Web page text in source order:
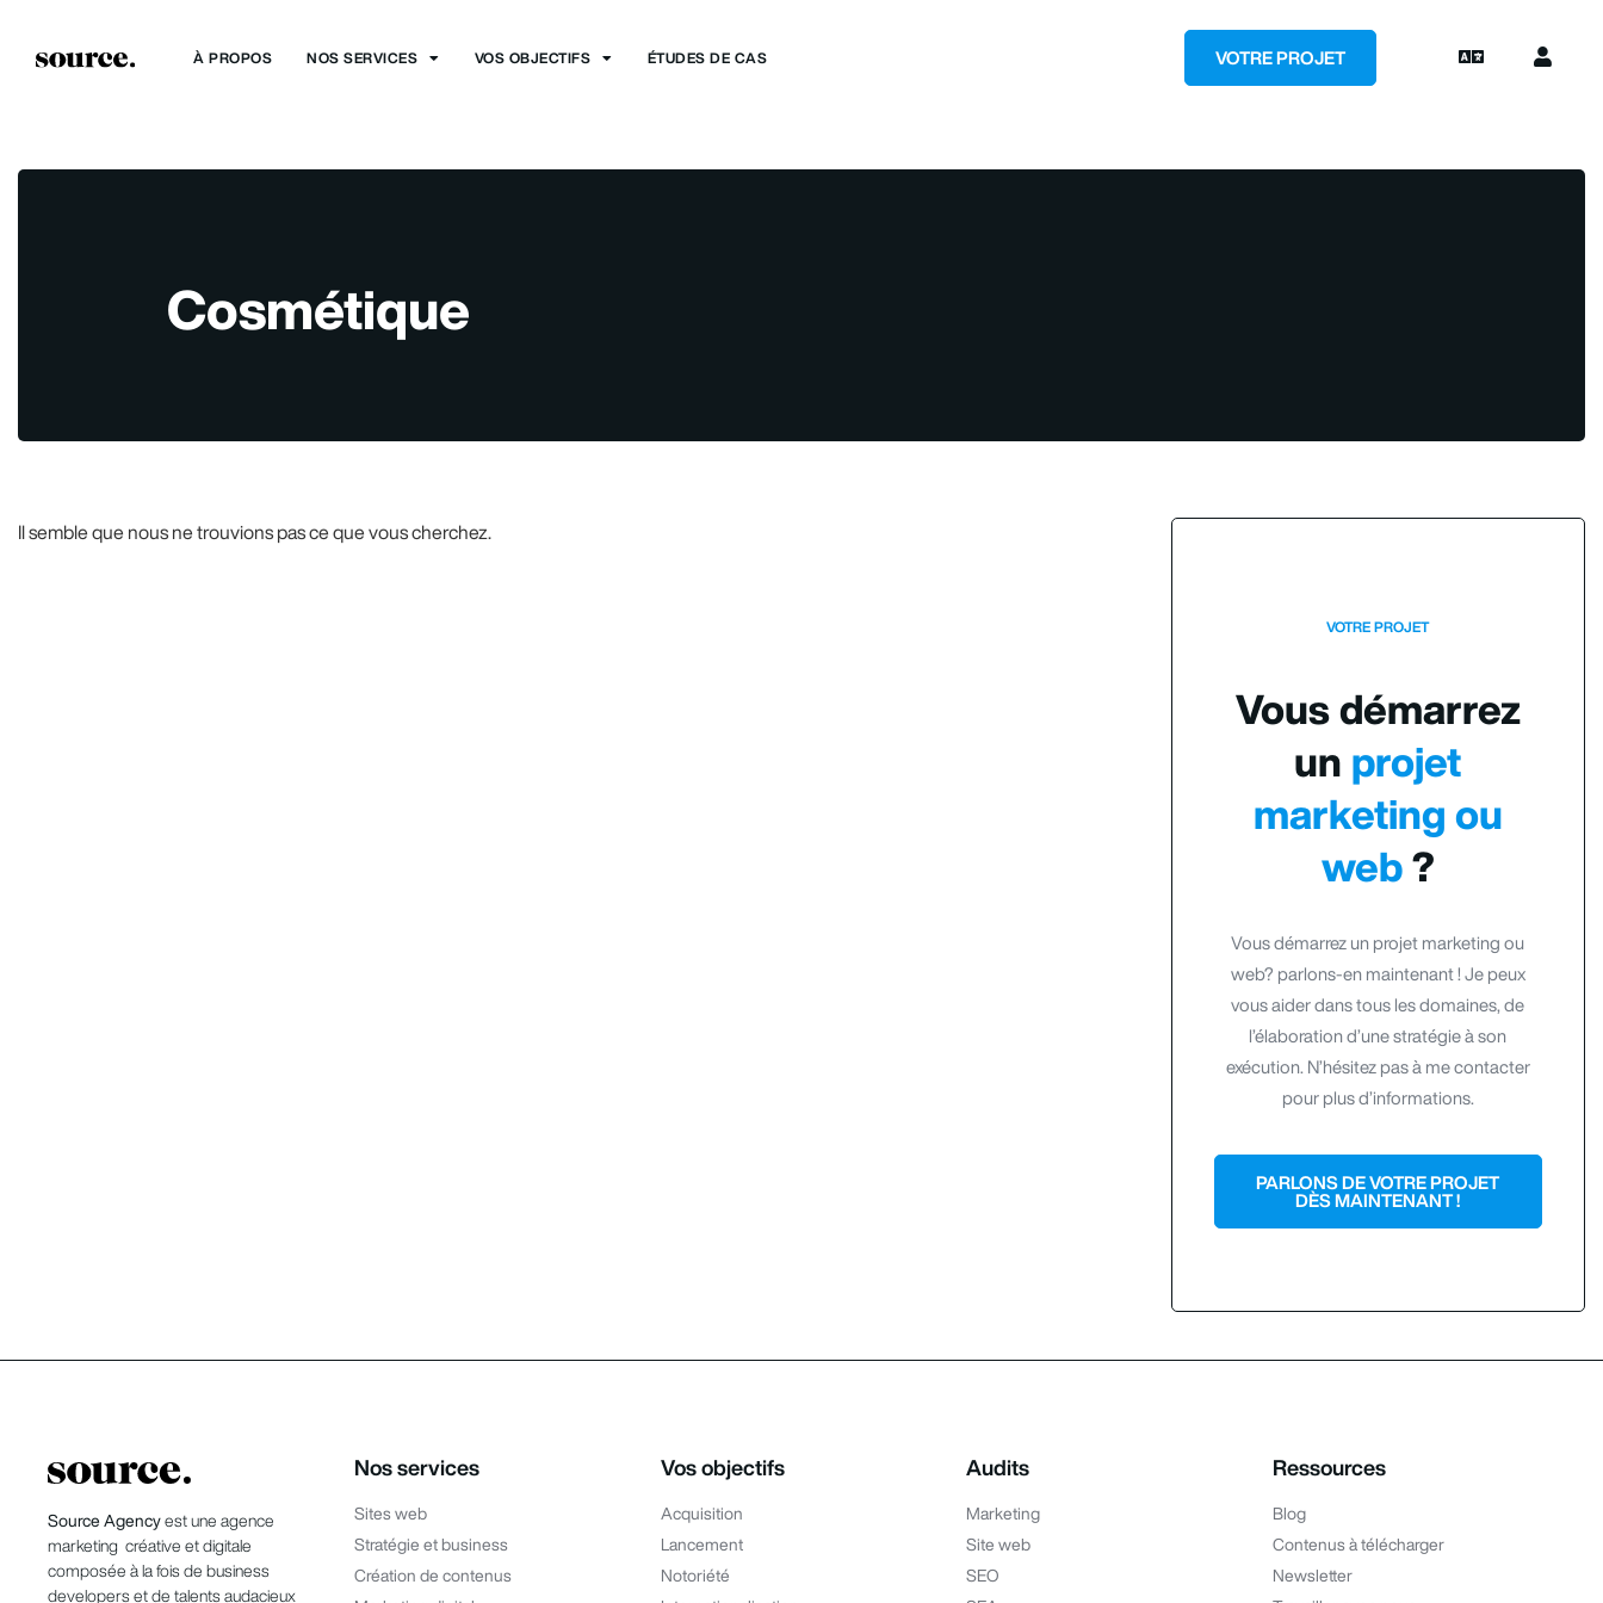
À PROPOS NOS SERVICES VOS OBJECTIFS ÉTUDES DE CAS VOTRE PROJET
Cosmétique
Il semble que nous ne trouvions pas ce que vous cherchez.
VOTRE PROJET
Vous démarrez
un projet
marketing ou
web?
Vous démarrez un projet marketing ou
web? parlons-en maintenant ! Je peux
vous aider dans tous les domaines, de
l’élaboration d’une stratégie à son
exécution. N’hésitez pas à me contacter
pour plus d’informations.
PARLONS DE VOTRE PROJET
DÈS MAINTENANT !
Source Agency est une agence
marketing créative et digitale
composée à la fois de business
developers et de talents audacieux
Nos services
Sites web
Stratégie et business
Création de contenus
Vos objectifs
Acquisition
Lancement
Notoriété
Audits
Marketing
Site web
SEO
Ressources
Blog
Contenus à télécharger
Newsletter